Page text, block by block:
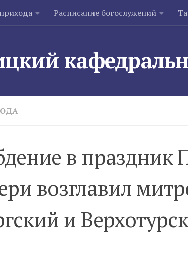
Расписание богослужений
в праздник
возглавил
и